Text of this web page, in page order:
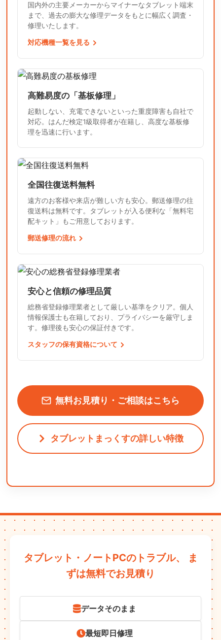
国内外の主要メーカーからマイナーなタブレット端末
まで、過去の膨大な修理データをもとに幅広く調査・
修理いたします。
対応機種一覧を見る
高難易度の「基板修理」
起動しない、充電できないといった重度障害も自社で
対応。はんだ検定1級取得者が在籍し、高度な基板修
理を迅速に行います。
全国往復送料無料
遠方のお客様や来店が難しい方も安心。郵送修理の往
復送料は無料です。タブレットが入る便利な「無料宅
配キット」もご用意しております。
郵送修理の流れ
安心と信頼の修理品質
総務省登録修理業者として厳しい基準をクリア。個人
情報保護士も在籍しており、プライバシーを厳守しま
す。修理後も安心の保証付きです。
スタッフの保有資格について
無料お見積り・ご相談はこちら
タブレットまっくすの詳しい特徴
タブレット・ノートPCのトラブル、
ま
ずは無料でお見積り
データそのまま
最短即日修理